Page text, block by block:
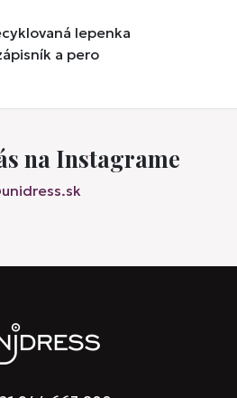
lepenka
a pero
na Instagrame